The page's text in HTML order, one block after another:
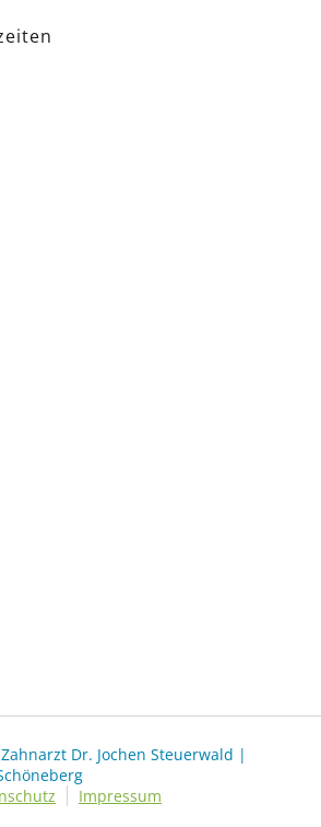
Dr. Jochen Steuerwald |
Impressum